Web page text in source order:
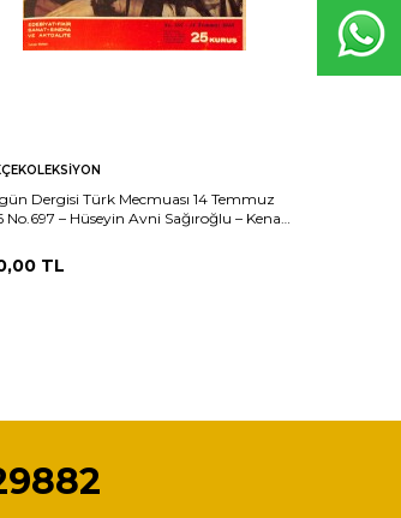
Dergisi Türk Mecmuası 14 Temmuz
No.697 – Hüseyin Avni Sağıroğlu – Kenan
NDR101690
TL